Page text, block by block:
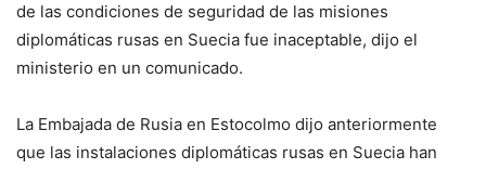
de las condiciones de seguridad de las misiones
diplomáticas rusas en Suecia fue inaceptable, dijo el
ministerio en un comunicado.
La Embajada de Rusia en Estocolmo dijo anteriormente
que las instalaciones diplomáticas rusas en Suecia han